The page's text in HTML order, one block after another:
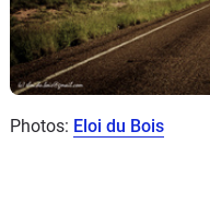
Photos: Eloi du Bois